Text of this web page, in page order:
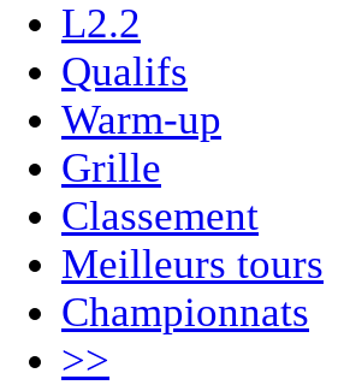
L2.2
Qualifs
Warm-up
Grille
Classement
Meilleurs tours
Championnats
>>